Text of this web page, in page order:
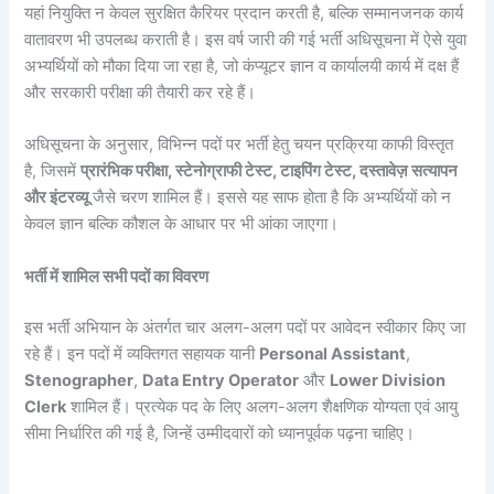
यहां नियुक्ति न केवल सुरक्षित कैरियर प्रदान करती है, बल्कि सम्मानजनक कार्य
वातावरण भी उपलब्ध कराती है। इस वर्ष जारी की गई भर्ती अधिसूचना में ऐसे युवा
अभ्यर्थियों को मौका दिया जा रहा है, जो कंप्यूटर ज्ञान व कार्यालयी कार्य में दक्ष हैं
और सरकारी परीक्षा की तैयारी कर रहे हैं।
अधिसूचना के अनुसार, विभिन्न पदों पर भर्ती हेतु चयन प्रक्रिया काफी विस्तृत
है, जिसमेंप्रारंभिक परीक्षा, स्टेनोग्राफी टेस्ट, टाइपिंग टेस्ट, दस्तावेज़ सत्यापन
और इंटरव्यूजैसे चरण शामिल हैं। इससे यह साफ होता है कि अभ्यर्थियों को न
केवल ज्ञान बल्कि कौशल के आधार पर भी आंका जाएगा।
भर्ती में शामिल सभी पदों का विवरण
इस भर्ती अभियान के अंतर्गत चार अलग-अलग पदों पर आवेदन स्वीकार किए जा
रहे हैं। इन पदों में व्यक्तिगत सहायक यानी Personal Assistant,
Stenographer, Data Entry Operator और Lower Division
Clerk शामिल हैं। प्रत्येक पद के लिए अलग-अलग शैक्षणिक योग्यता एवं आयु
सीमा निर्धारित की गई है, जिन्हें उम्मीदवारों को ध्यानपूर्वक पढ़ना चाहिए।